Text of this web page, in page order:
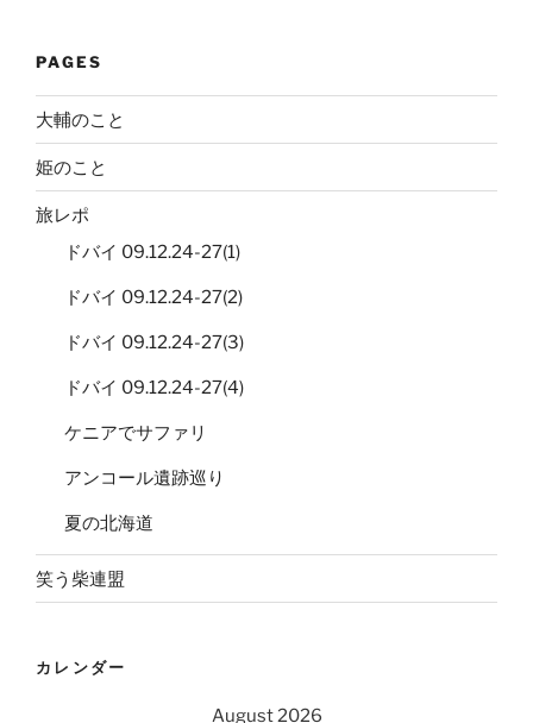
PAGES
大輔のこと
姫のこと
旅レポ
ドバイ 09.12.24-27(1)
ドバイ 09.12.24-27(2)
ドバイ 09.12.24-27(3)
ドバイ 09.12.24-27(4)
ケニアでサファリ
アンコール遺跡巡り
夏の北海道
笑う柴連盟
カレンダー
August 2026